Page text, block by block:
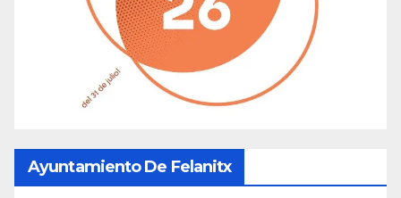
Ayuntamiento De Felanitx